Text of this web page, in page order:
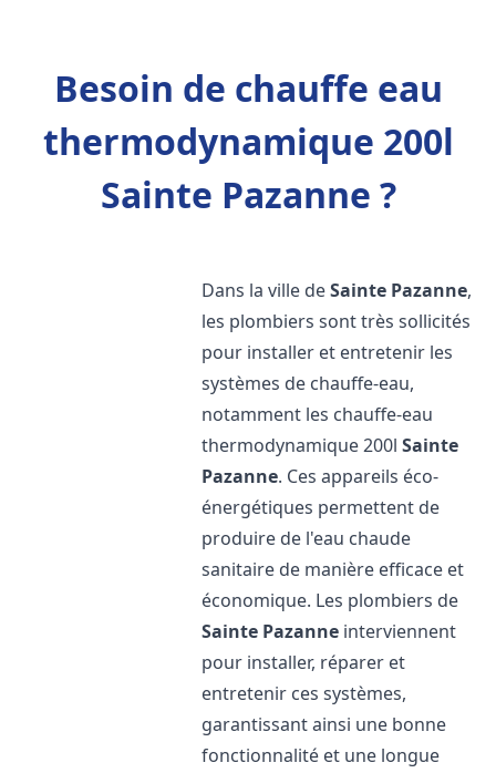
Besoin de chauffe eau
thermodynamique 200l
Sainte Pazanne ?
Dans la ville deSainte Pazanne,
les plombiers sont très sollicités
pour installer et entretenir les
systèmes de chauffe-eau,
notamment les chauffe-eau
thermodynamique 200lSainte
Pazanne. Ces appareils éco-
énergétiques permettent de
produire de l'eau chaude
sanitaire de manière efficace et
économique. Les plombiers de
Sainte Pazanne interviennent
pour installer, réparer et
entretenir ces systèmes,
garantissant ainsi une bonne
fonctionnalité et une longue